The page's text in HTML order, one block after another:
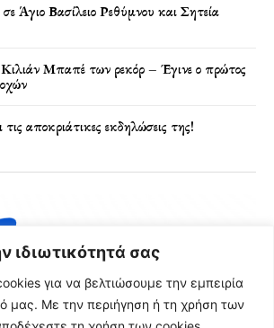
ιδιωτικότητά σας
για να βελτιώσουμε την εμπειρία
μας. Με την περιήγηση ή τη χρήση των
Άγιο Βασίλειο Ρεθύμνου και Σητεία
Μπαπέ των ρεκόρ – Έγινε ο πρώτος
αποκριάτικες εκδηλώσεις της!
Χρήσης & Πολιτική Απορρήτου